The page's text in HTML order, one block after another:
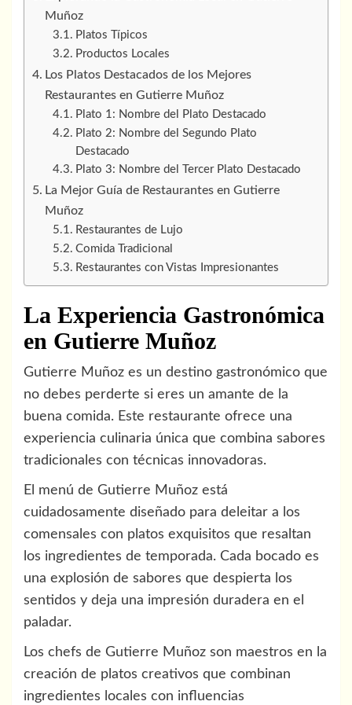
Muñoz
Platos Típicos
Productos Locales
Los Platos Destacados de los Mejores
Restaurantes en Gutierre Muñoz
Plato 1: Nombre del Plato Destacado
Plato 2: Nombre del Segundo Plato
Destacado
Plato 3: Nombre del Tercer Plato Destacado
La Mejor Guía de Restaurantes en Gutierre
Muñoz
Restaurantes de Lujo
Comida Tradicional
Restaurantes con Vistas Impresionantes
La Experiencia Gastronómica
en Gutierre Muñoz
Gutierre Muñoz es un destino gastronómico que
no debes perderte si eres un amante de la
buena comida. Este restaurante ofrece una
experiencia culinaria única que combina sabores
tradicionales con técnicas innovadoras.
El menú de Gutierre Muñoz está
cuidadosamente diseñado para deleitar a los
comensales con platos exquisitos que resaltan
los ingredientes de temporada. Cada bocado es
una explosión de sabores que despierta los
sentidos y deja una impresión duradera en el
paladar.
Los chefs de Gutierre Muñoz son maestros en la
creación de platos creativos que combinan
ingredientes locales con influencias